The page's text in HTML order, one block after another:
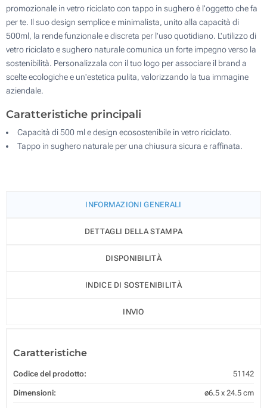
promozionale in vetro riciclato con tappo in sughero è l'oggetto che fa
per te. Il suo design semplice e minimalista, unito alla capacità di
500ml, la rende funzionale e discreta per l'uso quotidiano. L'utilizzo di
vetro riciclato e sughero naturale comunica un forte impegno verso la
sostenibilità. Personalizzala con il tuo logo per associare il brand a
scelte ecologiche e un'estetica pulita, valorizzando la tua immagine
aziendale.
Caratteristiche principali
Capacità di 500 ml e design ecosostenibile in vetro riciclato.
Tappo in sughero naturale per una chiusura sicura e raffinata.
INFORMAZIONI GENERALI
DETTAGLI DELLA STAMPA
DISPONIBILITÀ
INDICE DI SOSTENIBILITÀ
INVIO
Caratteristiche
Codice del prodotto: 51142
Dimensioni: ø6.5 x 24.5 cm